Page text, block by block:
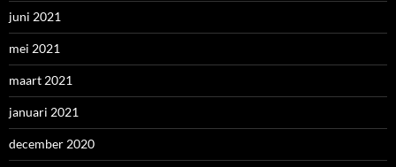
juni 2021
mei 2021
maart 2021
januari 2021
december 2020